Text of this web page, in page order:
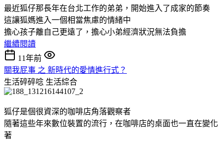
最近狐仔那長年在台北工作的弟弟，開始進入了成家的節奏
這讓狐媽進入一個相當焦慮的情緒中
擔心孩子離自己更遠了，擔心小弟經濟狀況無法負擔
繼續閱讀
11年前
關我屁事 之 新時代的愛情進行式？
生活碎碎唸 生活綜合
狐仔是個很資深的咖啡店角落觀察者
隨著這些年來數位裝置的流行，在咖啡店的桌面也一直在變化
著